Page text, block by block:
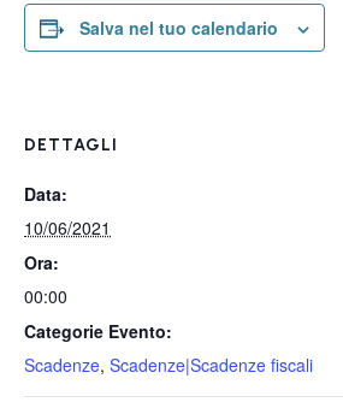
Salva nel tuo calendario
DETTAGLI
Data:
10/06/2021
Ora:
00:00
Categorie Evento:
Scadenze, Scadenze|Scadenze fiscali